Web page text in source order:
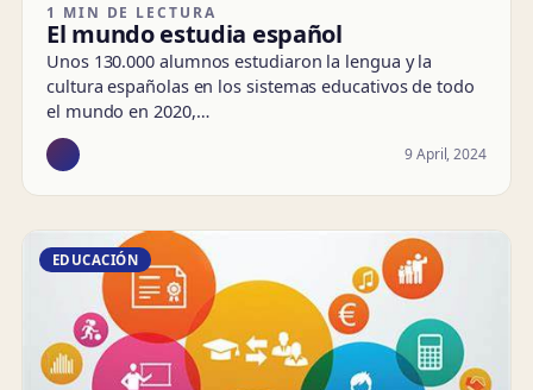
1 MIN DE LECTURA
El mundo estudia español
Unos 130.000 alumnos estudiaron la lengua y la
cultura españolas en los sistemas educativos de todo
el mundo en 2020,…
9 April, 2024
EDUCACIÓN